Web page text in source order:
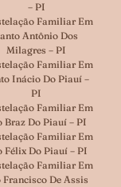
– PI
Familiar Em
Antônio Dos
Milagres – PI
Familiar Em
Inácio Do Piauí –
PI
Familiar Em
Braz Do Piauí – PI
Familiar Em
Félix Do Piauí – PI
Familiar Em
Francisco De Assis